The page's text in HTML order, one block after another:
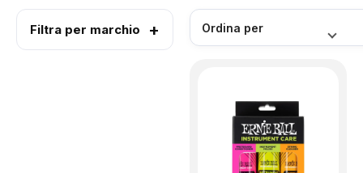
Filtra per marchio